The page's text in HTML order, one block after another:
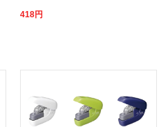
418円